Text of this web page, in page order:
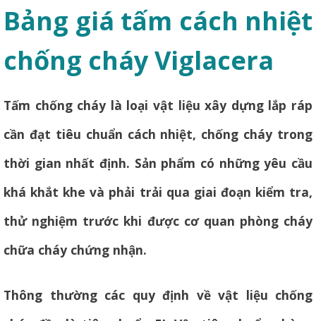
Bảng giá tấm cách nhiệt
chống cháy Viglacera
Tấm chống cháy là loại vật liệu xây dựng lắp ráp
cần đạt tiêu chuẩn cách nhiệt, chống cháy trong
thời gian nhất định. Sản phẩm có những yêu cầu
khá khắt khe và phải trải qua giai đoạn kiểm tra,
thử nghiệm trước khi được cơ quan phòng cháy
chữa cháy chứng nhận.
Thông thường các quy định về vật liệu chống